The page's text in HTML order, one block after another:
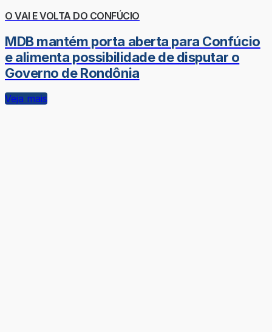
O VAI E VOLTA DO CONFÚCIO
MDB mantém porta aberta para Confúcio
e alimenta possibilidade de disputar o
Governo de Rondônia
Veja mais